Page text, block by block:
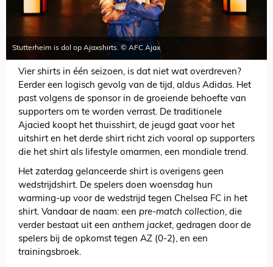
Stutterheim is dol op Ajaxshirts. © AFC Ajax
Vier shirts in één seizoen, is dat niet wat overdreven?
Eerder een logisch gevolg van de tijd, aldus Adidas. Het
past volgens de sponsor in de groeiende behoefte van
supporters om te worden verrast. De traditionele
Ajacied koopt het thuisshirt, de jeugd gaat voor het
uitshirt en het derde shirt richt zich vooral op supporters
die het shirt als lifestyle omarmen, een mondiale trend.
Het zaterdag gelanceerde shirt is overigens geen
wedstrijdshirt. De spelers doen woensdag hun
warming-up voor de wedstrijd tegen Chelsea FC in het
shirt. Vandaar de naam: een pre-match collection, die
verder bestaat uit een anthem jacket, gedragen door de
spelers bij de opkomst tegen AZ (0-2), en een
trainingsbroek.